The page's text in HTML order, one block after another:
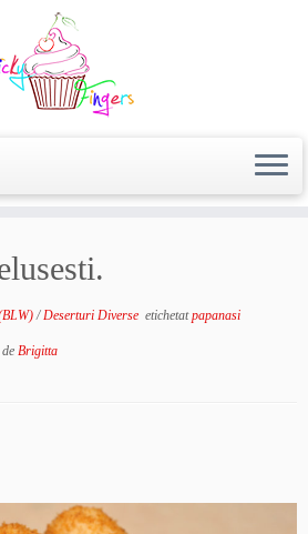
/Deserturi Diverse etichetatpapanasi
de Brigitta